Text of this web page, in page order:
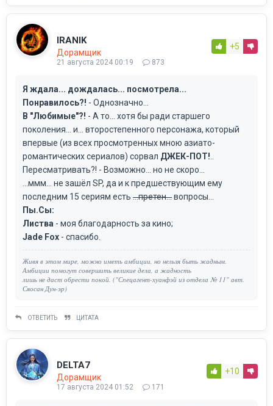
IRANIK
Дорамщик
21 августа 2024 00:19 873
+5
Я ждала... дождалась... посмотрела...
Понравилось?! - Однозначно...
В "Любимые"?! - А то... хотя бы ради старшего
поколения... и... второстепенного персонажа, который
впервые (из всех просмотренных мною азиато-
романтических сериалов) сорвал ДЖЕК-ПОТ!
Пересматривать?! - Возможно... но не скоро...
...ммм... не зашёл SP, да и к предшествующим ему
последним 15 сериям есть ...претен...вопросы...
Пы.Сы:
Листва - моя благодарность за кино;
Jade Fox - спасибо.
Живя в этом мире, можно иметь амбиции, но нельзя быть жадным.
Амбиции помогут совершить великие дела, а жадность
лишь не даст обрести покой. ("Спецагент-хуанфэй из отдела № 11" авт.
Сяосан Дун-эр)
ОТВЕТИТЬ ЦИТАТА
DELTA7
Дорамщик
17 августа 2024 01:52 171
+10